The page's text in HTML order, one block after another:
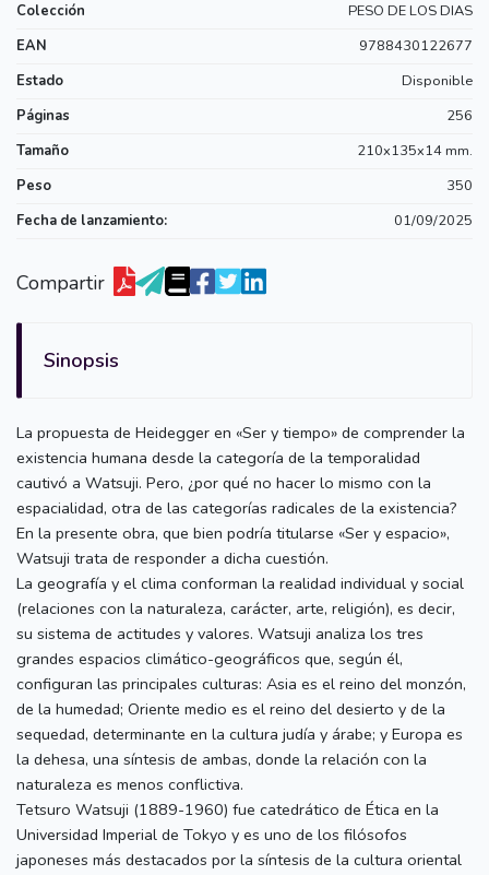
Colección
PESO DE LOS DIAS
EAN
9788430122677
Estado
Disponible
Páginas
256
Tamaño
210x135x14 mm.
Peso
350
Fecha de lanzamiento:
01/09/2025
Compartir
Sinopsis
La propuesta de Heidegger en «Ser y tiempo» de comprender la
existencia humana desde la categoría de la temporalidad
cautivó a Watsuji. Pero, ¿por qué no hacer lo mismo con la
espacialidad, otra de las categorías radicales de la existencia?
En la presente obra, que bien podría titularse «Ser y espacio»,
Watsuji trata de responder a dicha cuestión.
La geografía y el clima conforman la realidad individual y social
(relaciones con la naturaleza, carácter, arte, religión), es decir,
su sistema de actitudes y valores. Watsuji analiza los tres
grandes espacios climático-geográficos que, según él,
configuran las principales culturas: Asia es el reino del monzón,
de la humedad; Oriente medio es el reino del desierto y de la
sequedad, determinante en la cultura judía y árabe; y Europa es
la dehesa, una síntesis de ambas, donde la relación con la
naturaleza es menos conflictiva.
Tetsuro Watsuji (1889-1960) fue catedrático de Ética en la
Universidad Imperial de Tokyo y es uno de los filósofos
japoneses más destacados por la síntesis de la cultura oriental